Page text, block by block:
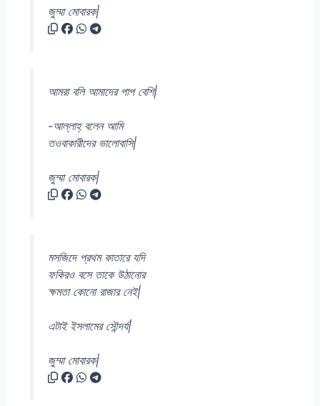
জুম্মা মোবারক|
আমরা বলি আমাদের পাপ বেশি|
-আল্লাহ্ বলেন আমি
তওবাকারীদের ভালোবাসি|
জুম্মা মোবারক|
মসজিদে প্রথম কাতারে যদি
ফকিরও বসে তাকে উঠানোর
ক্ষমতা কোনো রাজার নেই|
এটাই ইসলামের সৌন্দর্য|
জুম্মা মোবারক|